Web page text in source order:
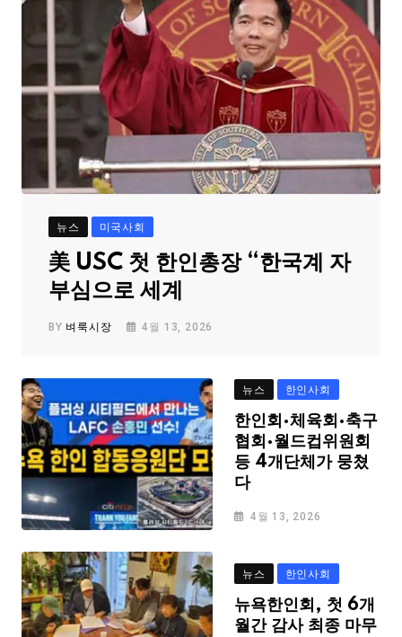
뉴스 미국사회
美 USC 첫 한인총장 “한국계 자
부심으로 세계
BY 벼룩시장 4월 13, 2026
뉴스 한인사회
한인회·체육회·축구
협회·월드컵위원회
등 4개단체가 뭉쳤
다
4월 13, 2026
뉴스 한인사회
뉴욕한인회, 첫 6개
월간 감사 최종 마무